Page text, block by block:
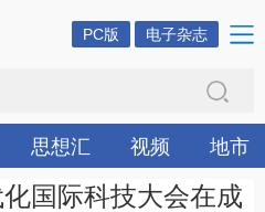
PC版 电子杂志
思想汇 视频 地市
国际科技大会在成